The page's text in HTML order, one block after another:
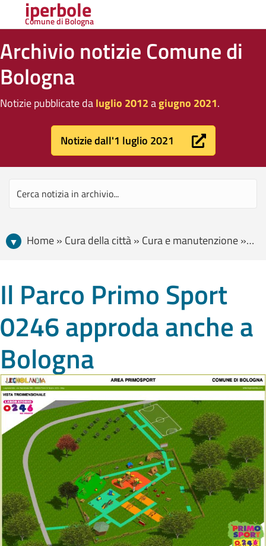
iperbole
Comune di Bologna
Archivio notizie Comune di
Bologna
Notizie pubblicate daluglio 2012agiugno 2021.
Notizie dall'1 luglio 2021
Home » Cura della città » Cura e manutenzione » Il Parco Primo Sport 0246 approda anche a Bologna
Il Parco Primo Sport
0246 approda anche a
Bologna